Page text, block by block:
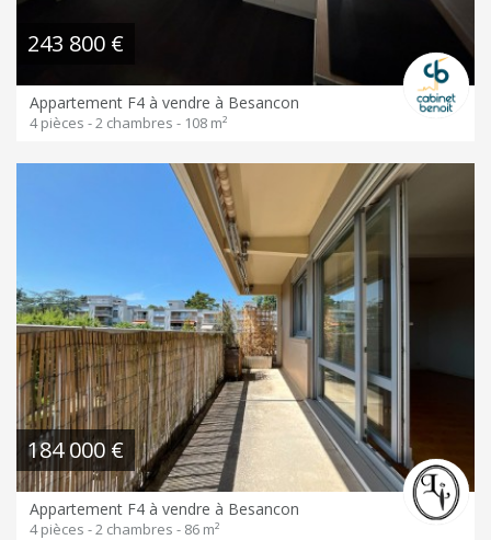
243 800 €
Appartement F4 à vendre à Besancon
4 pièces - 2 chambres - 108 m²
184 000 €
Appartement F4 à vendre à Besancon
4 pièces - 2 chambres - 86 m²